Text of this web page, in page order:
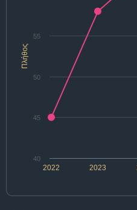
Πλήθος
2022 2023
40
45
50
55